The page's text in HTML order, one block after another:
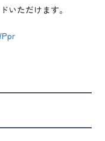
いただけます。